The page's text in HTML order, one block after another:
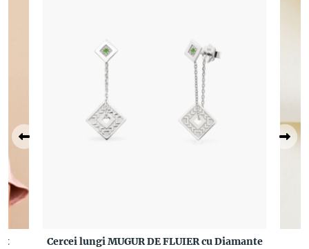
Cercei lungi MUGUR DE FLUIER cu Diamante